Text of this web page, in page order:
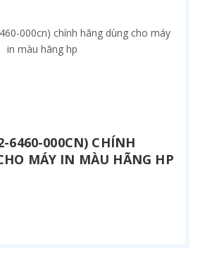
6460-000CN) CHÍNH
MÁY IN MÀU HÃNG HP